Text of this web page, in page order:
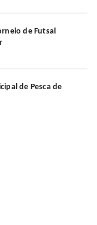
de Futsal
de Pesca de